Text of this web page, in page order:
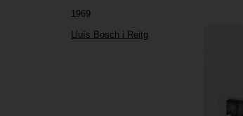
1969
Lluís Bosch i Reitg